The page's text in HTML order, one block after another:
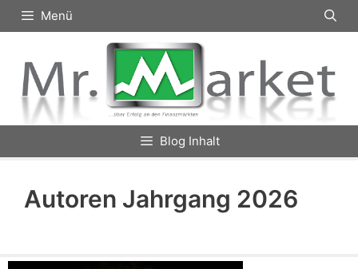
Inhalt
Menü
Blog Inhalt
Autoren Jahrgang 2026